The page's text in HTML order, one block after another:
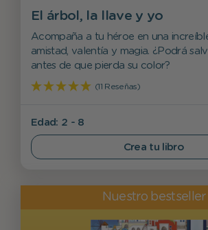
El árbol, la llave y yo
Acompaña a tu héroe en una
amistad, valentía y magia. ¿Podrá
antes de que pierda su color?
(11 Reseñas)
Edad: 2 - 8
Crea tu libro
Nuestro bestseller